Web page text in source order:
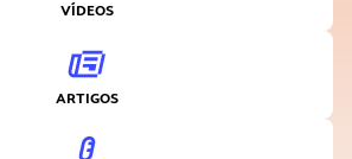
VÍDEOS
ARTIGOS